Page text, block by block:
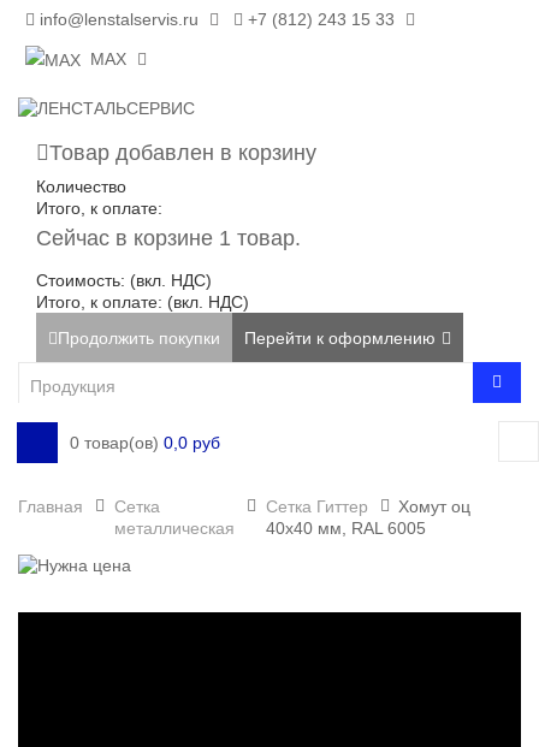
info@lenstalservis.ru +7 (812) 243 15 33
MAX
0 товар(ов) 0,0 руб
Товар добавлен в корзину
Количество
Итого, к оплате:
Сейчас в корзине 1 товар.
Стоимость: (вкл. НДС)
Итого, к оплате: (вкл. НДС)
Продолжить покупки
Перейти к оформлению
Главная
Сетка
металлическая
Сетка Гиттер
Хомут оц
40х40 мм, RAL 6005